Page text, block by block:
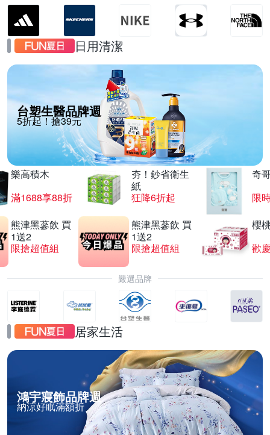
日用清潔
台塑生醫品牌週
5折起！搶39元
樂高積木
滿1688享88折
夯！鈔省衛生
紙
狂降6折起
奇
限
熊津黑蔘飲 買
1送2
限搶超值組
熊津黑蔘飲 買
1送2
限搶超值組
櫻
歡
嚴選品牌
居家生活
鴻宇寢飾品牌週
納涼好眠滿額折